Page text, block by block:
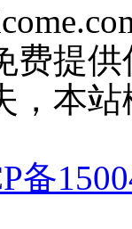
费提
，本
备